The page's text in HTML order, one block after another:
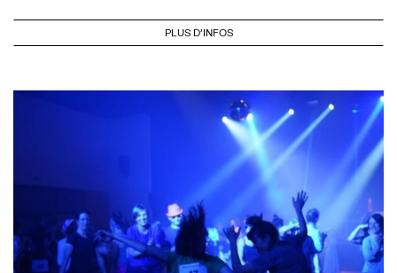
PLUS D'INFOS